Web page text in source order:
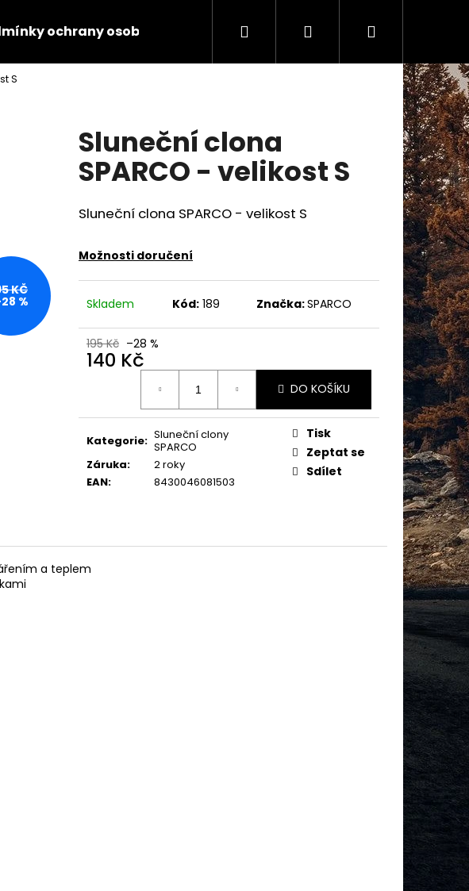
ochrany osobních údajů Kontakty
Hledat PřihlášeníNákupní
košík
S
Sluneční clona
SPARCO - velikost S
Sluneční clona SPARCO - velikost S
Možnosti doručení
Skladem Kód: 189 Značka:SPARCO
195 Kč –28 %
140 Kč
DO KOŠÍKU
Kategorie: Sluneční clony
SPARCO
Záruka:
2 roky
EAN: 8430046081503
Tisk
Zeptat se
Sdílet
KČ
%
a teplem
Následující
PODLOŽKA POD SPZ - EASY CLICK
CLASSIC S ATESTEM 8SD - ČESKÁ
55 Kč